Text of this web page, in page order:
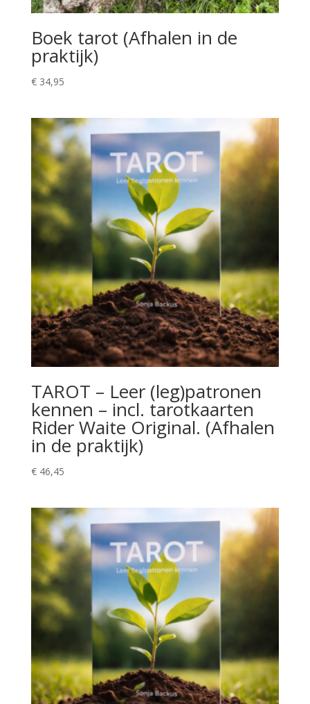
Boek tarot (Afhalen in de
praktijk)
€34,95
TAROT – Leer (leg)patronen
kennen – incl. tarotkaarten
Rider Waite Original. (Afhalen
in de praktijk)
€46,45